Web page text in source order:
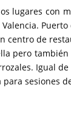
lugares con
Puerto
centro de
pero también
Igual
sesiones